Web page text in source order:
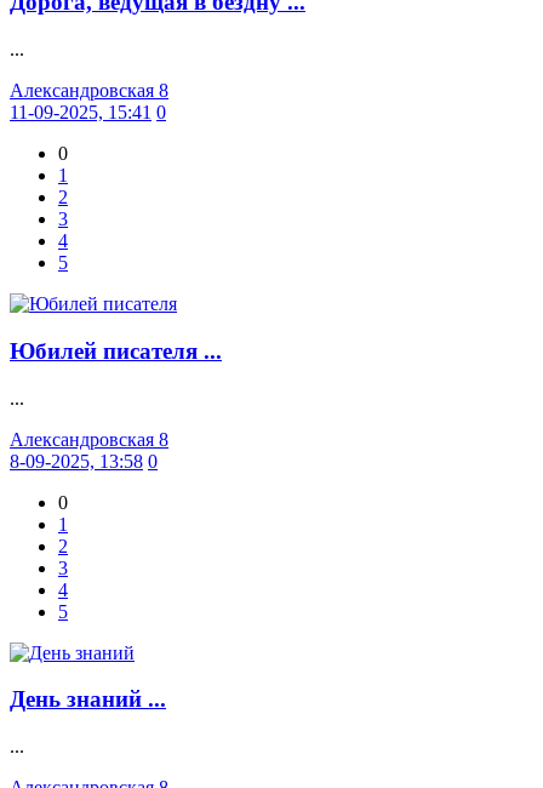
...
Александровская 8
11-09-2025, 15:41 0
0
1
2
3
4
5
Юбилей писателя ...
...
Александровская 8
8-09-2025, 13:58 0
0
1
2
3
4
5
День знаний ...
...